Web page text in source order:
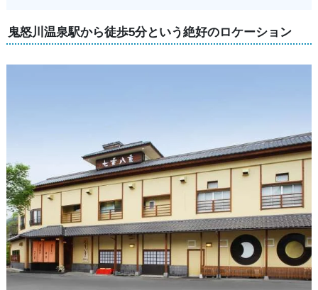
鬼怒川温泉駅から徒歩5分という絶好のロケーション